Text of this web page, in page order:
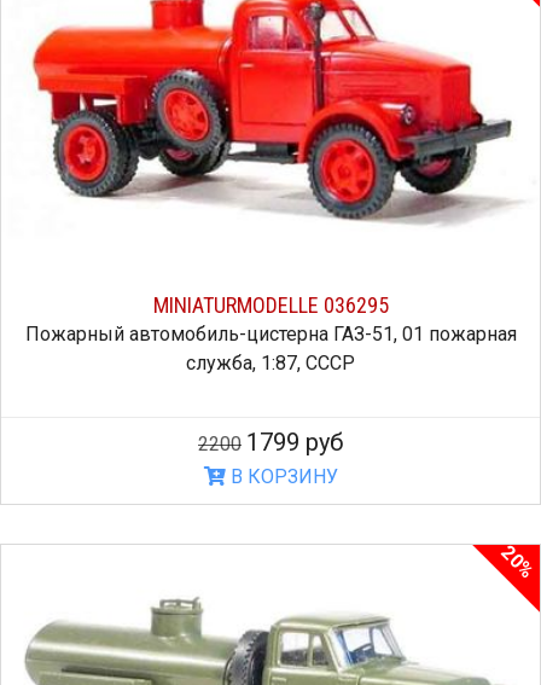
MINIATURMODELLE 036295
Пожарный автомобиль-цистерна ГАЗ-51, 01 пожарная
служба, 1:87, СССР
2200 1799 руб
В КОРЗИНУ
20%